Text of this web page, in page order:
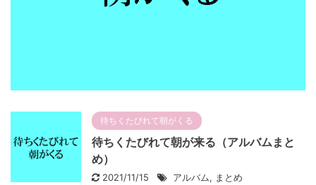
待ちくたびれて朝がくる
待ちくたびれて朝が来る（アルバムまと
め）
2021/11/15 アルバム, まとめ